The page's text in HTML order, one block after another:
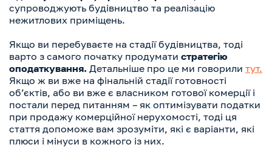
супроводжують будівництво та реалізацію
нежитлових приміщень.
Якщо ви перебуваєте на стадії будівництва, тоді
варто з самого початку продумати стратегію
оподаткування. Детальніше про це ми говорили тут.
Якщо ж ви вже на фінальній стадії готовності
обʼєктів, або ви вже є власником готової комерції і
постали перед питанням – як оптимізувати податки
при продажу комерційної нерухомості, тоді ця
стаття допоможе вам зрозуміти, які є варіанти, які
плюси і мінуси в кожного із них.